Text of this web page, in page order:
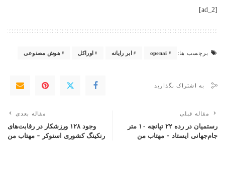
[ad_2]
برچسب ها: openai ابر رایانه اوراکل هوش مصنوعی
به اشتراک بگذارید
مقاله قبلی
رستمیان در رده ۲۲ تپانچه ۱۰ متر ​​​​​​​
جام‌جهانی ایستاد – مهتاب من
مقاله بعدی
وجود ۱۲۸ ورزشکار در رقابت‌های
رنکینگ کشوری اسنوکر – مهتاب من